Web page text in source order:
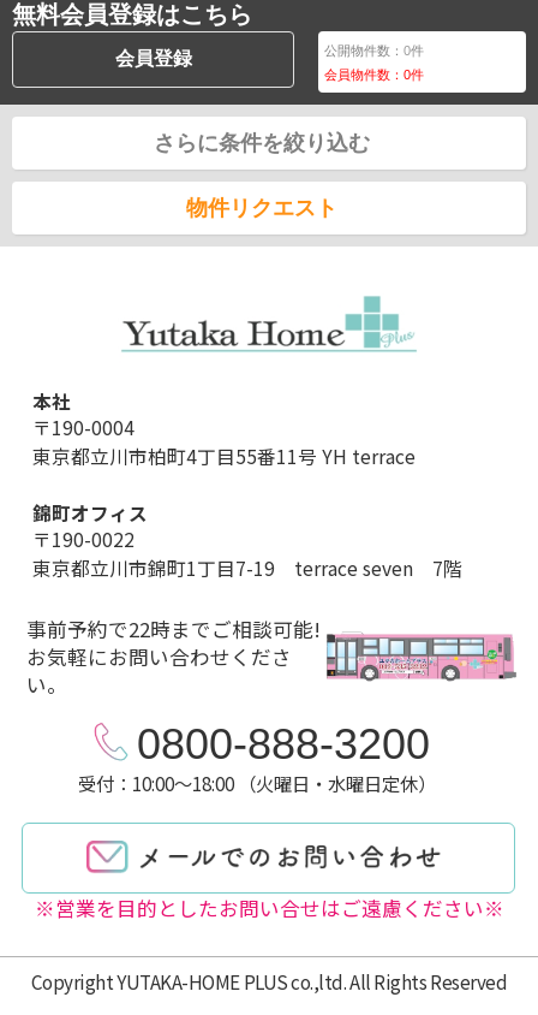
無料会員登録はこちら
会員登録 公開物件数：0件
会員物件数：0件
さらに条件を絞り込む
物件リクエスト
本社
〒190-0004
東京都立川市柏町4丁目55番11号 YH terrace
錦町オフィス
〒190-0022
東京都立川市錦町1丁目7-19 terrace seven 7階
事前予約で22時までご相談可能!
お気軽にお問い合わせくださ
い。
0800-888-3200
受付：10:00～18:00 （火曜日・水曜日定休）
※営業を目的としたお問い合せはご遠慮ください※
Copyright YUTAKA-HOME PLUS co.,ltd. All Rights Reserved